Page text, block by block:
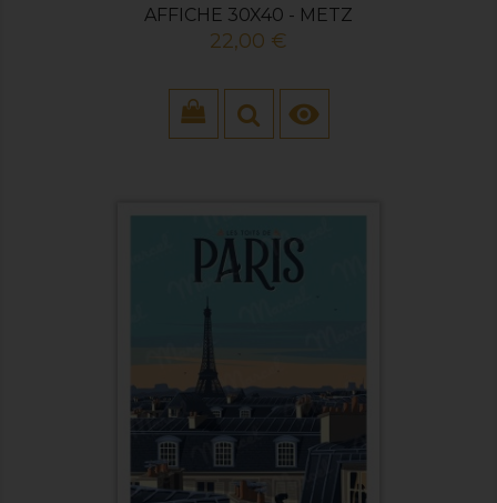
AFFICHE 30X40 - METZ
Prix
22,00 €
